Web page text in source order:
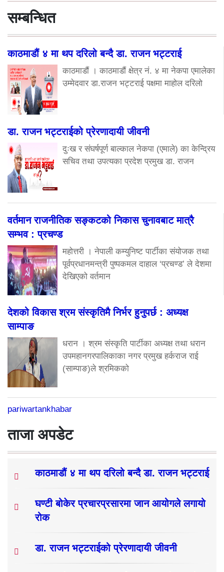
सम्बन्धित
काठमाडौं ४ मा थप दरिलो बन्दै डा. राजन भट्टराई
काठमाडौं । काठमाडौं क्षेत्र नं. ४ मा नेकपा एमालेका
उम्मेदवार डा.राजन भट्टराई पक्षमा माहोल दरिलो
डा. राजन भट्टराईको प्रेरणादायी जीवनी
दुःख र संघर्षपूर्ण बाल्काल नेकपा (एमाले) का केन्द्रिय
सचिव तथा उपत्यका प्रदेश प्रमुख डा. राजन
वर्तमान राजनीतिक सङ्कटको निकास चुनावबाट मात्रै
सम्भव : प्रचण्ड
महोत्तरी । नेपाली कम्युनिष्ट पार्टीका संयोजक तथा
पूर्वप्रधानमन्त्री पुष्पकमल दाहाल ‘प्रचण्ड’ ले देशमा
देखिएको वर्तमान
देशको विकास श्रम संस्कृतिमै निर्भर हुनुपर्छ : अध्यक्ष
साम्पाङ
धरान । श्रम संस्कृति पार्टीका अध्यक्ष तथा धरान
उपमहानगरपालिकाका नगर प्रमुख हर्कराज राई
(साम्पाङ)ले श्रमिकको
pariwartankhabar
ताजा अपडेट
काठमाडौं ४ मा थप दरिलो बन्दै डा. राजन भट्टराई
घण्टी बोकेर प्रचारप्रसारमा जान आयोगले लगायो
रोक
डा. राजन भट्टराईको प्रेरणादायी जीवनी